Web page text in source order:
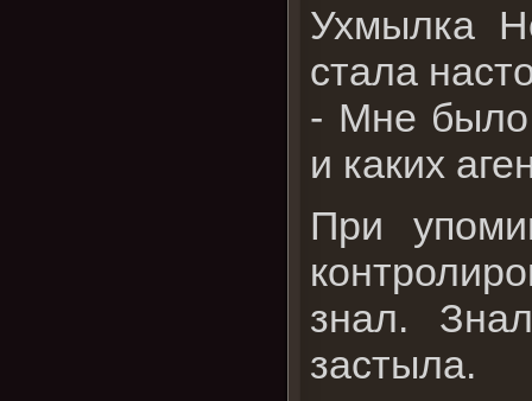
Ухмылка
стала
- Мне было
и каких
При
знал.
застыла.